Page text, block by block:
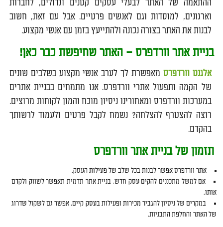
ההתאמה של האתר לבעלי עסקים קטנים וגדולים, לחברות
וארגונים, למוסדות וגם לאנשים פרטיים. אבל עם זאת, חשוב
לבנות את האתר בצורה נכונה ולהתייעץ בזמן עם אנשי מקצוע.
בניית אתר וורדפרס – האתר שחיפשת כבר כאן!
אלגנט וורדפרס מאפשרת לך לערב אנשי מקצוע בשלבים שונים
של הקמה ותפעול אתרי וורדפרס. אנו מתמחים בבניית אתרים
במערכות וורדפרס ומאחורינו ניסיון מוכח והמון לקוחות מרוצים.
רוצה להצטרף להצלחה? נשמח לקבל פרטים ולעמוד לרשותך
בהקדם.
תזמון של בניית אתר וורדפרס
אתר וורדפרס אפשר לבנות בכל שלב של פעילות העסק.
אם למשל מתכננים להקים עסק חדש, בניית אתר תדמית תאפשר לשווק ולקדם
אותו.
במקרים של ניסיון להגביר מכירות ופעילות בעסק קיים, אפשר גם לשקול שדרוג
של האתר והחלפת התבניות.